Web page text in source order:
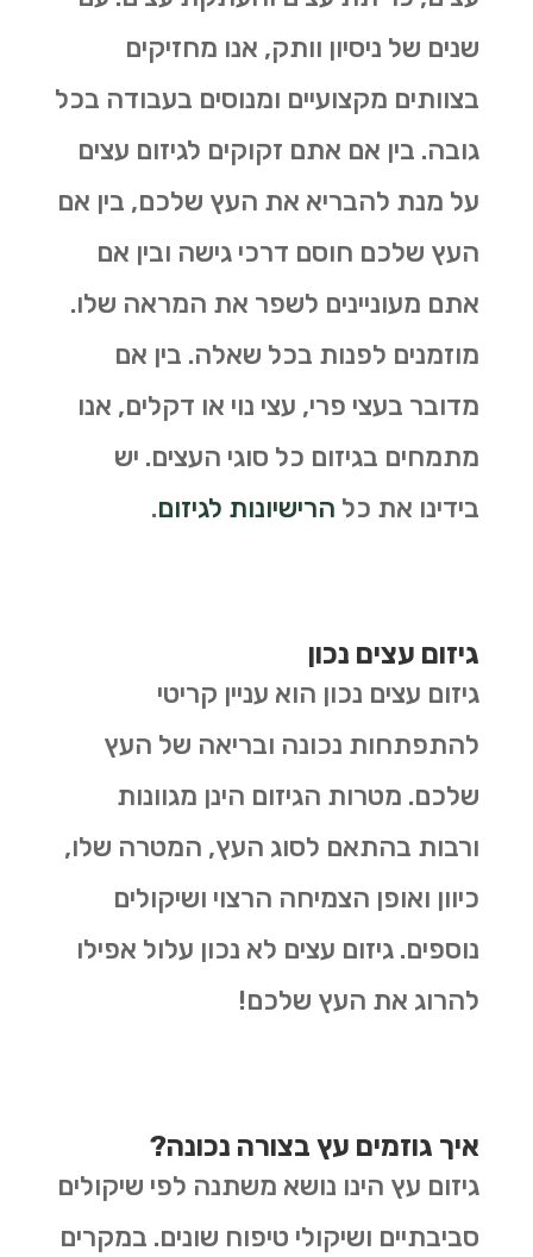
שנים של ניסיון וותק, אנו מחזיקים
בצוותים מקצועיים ומנוסים בעבודה בכל
גובה. בין אם אתם זקוקים לגיזום עצים
על מנת להבריא את העץ שלכם, בין אם
העץ שלכם חוסם דרכי גישה ובין אם
אתם מעוניינים לשפר את המראה שלו.
מוזמנים לפנות בכל שאלה. בין אם
מדובר בעצי פרי, עצי נוי או דקלים, אנו
מתמחים בגיזום כל סוגי העצים. יש
בידינו את כל הרישיונות לגיזום.
גיזום עצים נכון
גיזום עצים נכון הוא עניין קריטי
להתפתחות נכונה ובריאה של העץ
שלכם. מטרות הגיזום הינן מגוונות
ורבות בהתאם לסוג העץ, המטרה שלו,
כיוון ואופן הצמיחה הרצוי ושיקולים
נוספים. גיזום עצים לא נכון עלול אפילו
להרוג את העץ שלכם!
איך גוזמים עץ בצורה נכונה?
גיזום עץ הינו נושא משתנה לפי שיקולים
סביבתיים ושיקולי טיפוח שונים. במקרים